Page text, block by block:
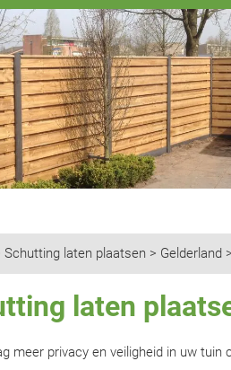
Schutting laten plaatsen > Gelderland >
laten
meer privacy en veiligheid in uw